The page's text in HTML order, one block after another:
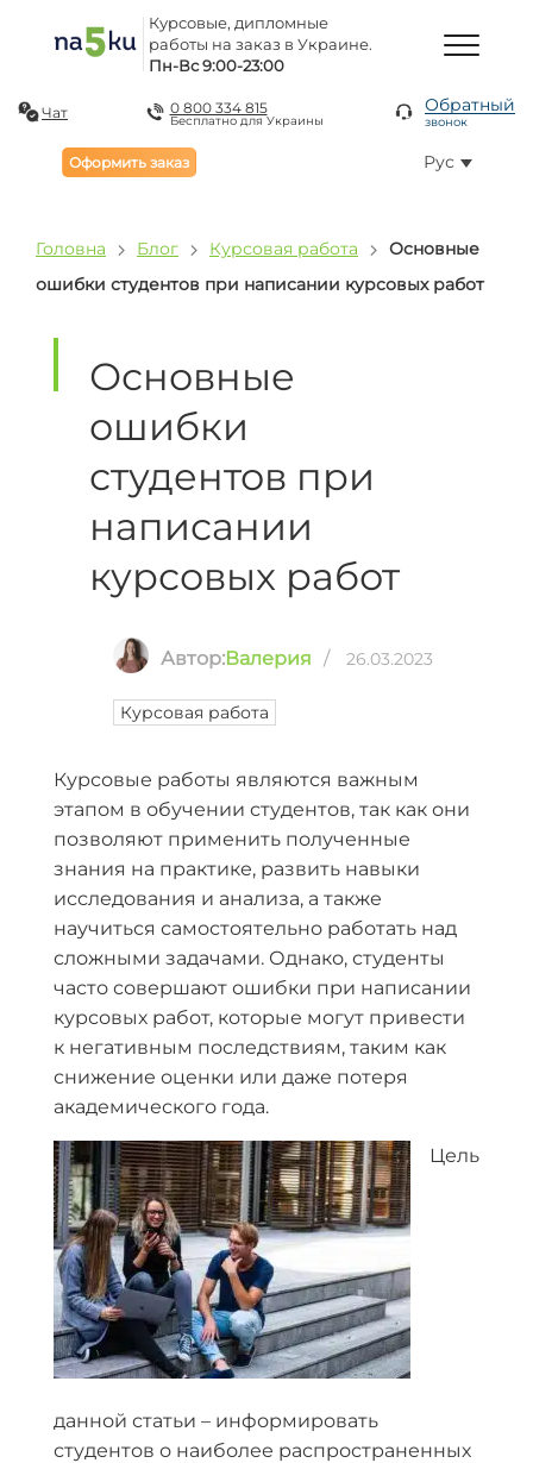
Курсовые, дипломные
работы на заказ в Украине.
Пн-Вс 9:00-23:00
Чат 0 800 334 815
Бесплатно для Украины
Обратный
звонок
Оформить заказ Рус
Головна Блог Курсовая работа
Основные
ошибки студентов при написании курсовых работ
Основные
ошибки
студентов при
написании
курсовых работ
Автор:Валерия / 26.03.2023
Курсовая работа
Курсовые работы являются важным
этапом в обучении студентов, так как они
позволяют применить полученные
знания на практике, развить навыки
исследования и анализа, а также
научиться самостоятельно работать над
сложными задачами. Однако, студенты
часто совершают ошибки при написании
курсовых работ, которые могут привести
к негативным последствиям, таким как
снижение оценки или даже потеря
академического года.
Цель
данной статьи – информировать
студентов о наиболее распространенных